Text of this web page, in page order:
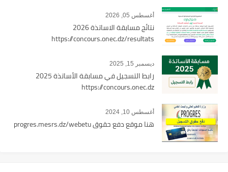
أغسطس 05, 2026
نتائج مسابقة الاساتذة 2026
https://concours.onec.dz/resultats
ديسمبر 15, 2025
رابط التسجيل في مسابقة الأساتذة 2025
https://concours.onec.dz
أغسطس 10, 2024
هنا موقع دفع حقوق progres.mesrs.dz/webetu